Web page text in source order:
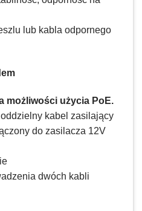
lub kabla odpornego
możliwości użycia PoE.
kabel zasilający
do zasilacza 12V
dwóch kabli